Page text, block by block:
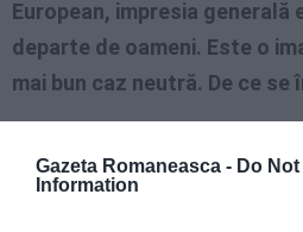
Gazeta Romaneasca - Do
Information
European, impresia generală
departe de oameni. Este o
mai bun caz neutră. De ce se